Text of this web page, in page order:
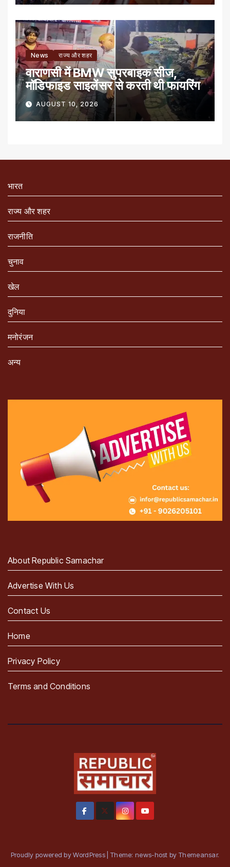
News राज्य और शहर
वाराणसी में BMW सुपरबाइक सीज,
मॉडिफाइड साइलेंसर से करती थी फायरिंग
AUGUST 10, 2026
भारत
राज्य और शहर
राजनीति
चुनाव
खेल
दुनिया
मनोरंजन
अन्य
About Republic Samachar
Advertise With Us
Contact Us
Home
Privacy Policy
Terms and Conditions
Proudly powered by WordPress Theme: news-host by Themeansar.